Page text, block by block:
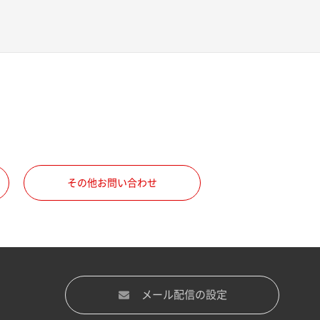
その他お問い合わせ
メール配信の設定